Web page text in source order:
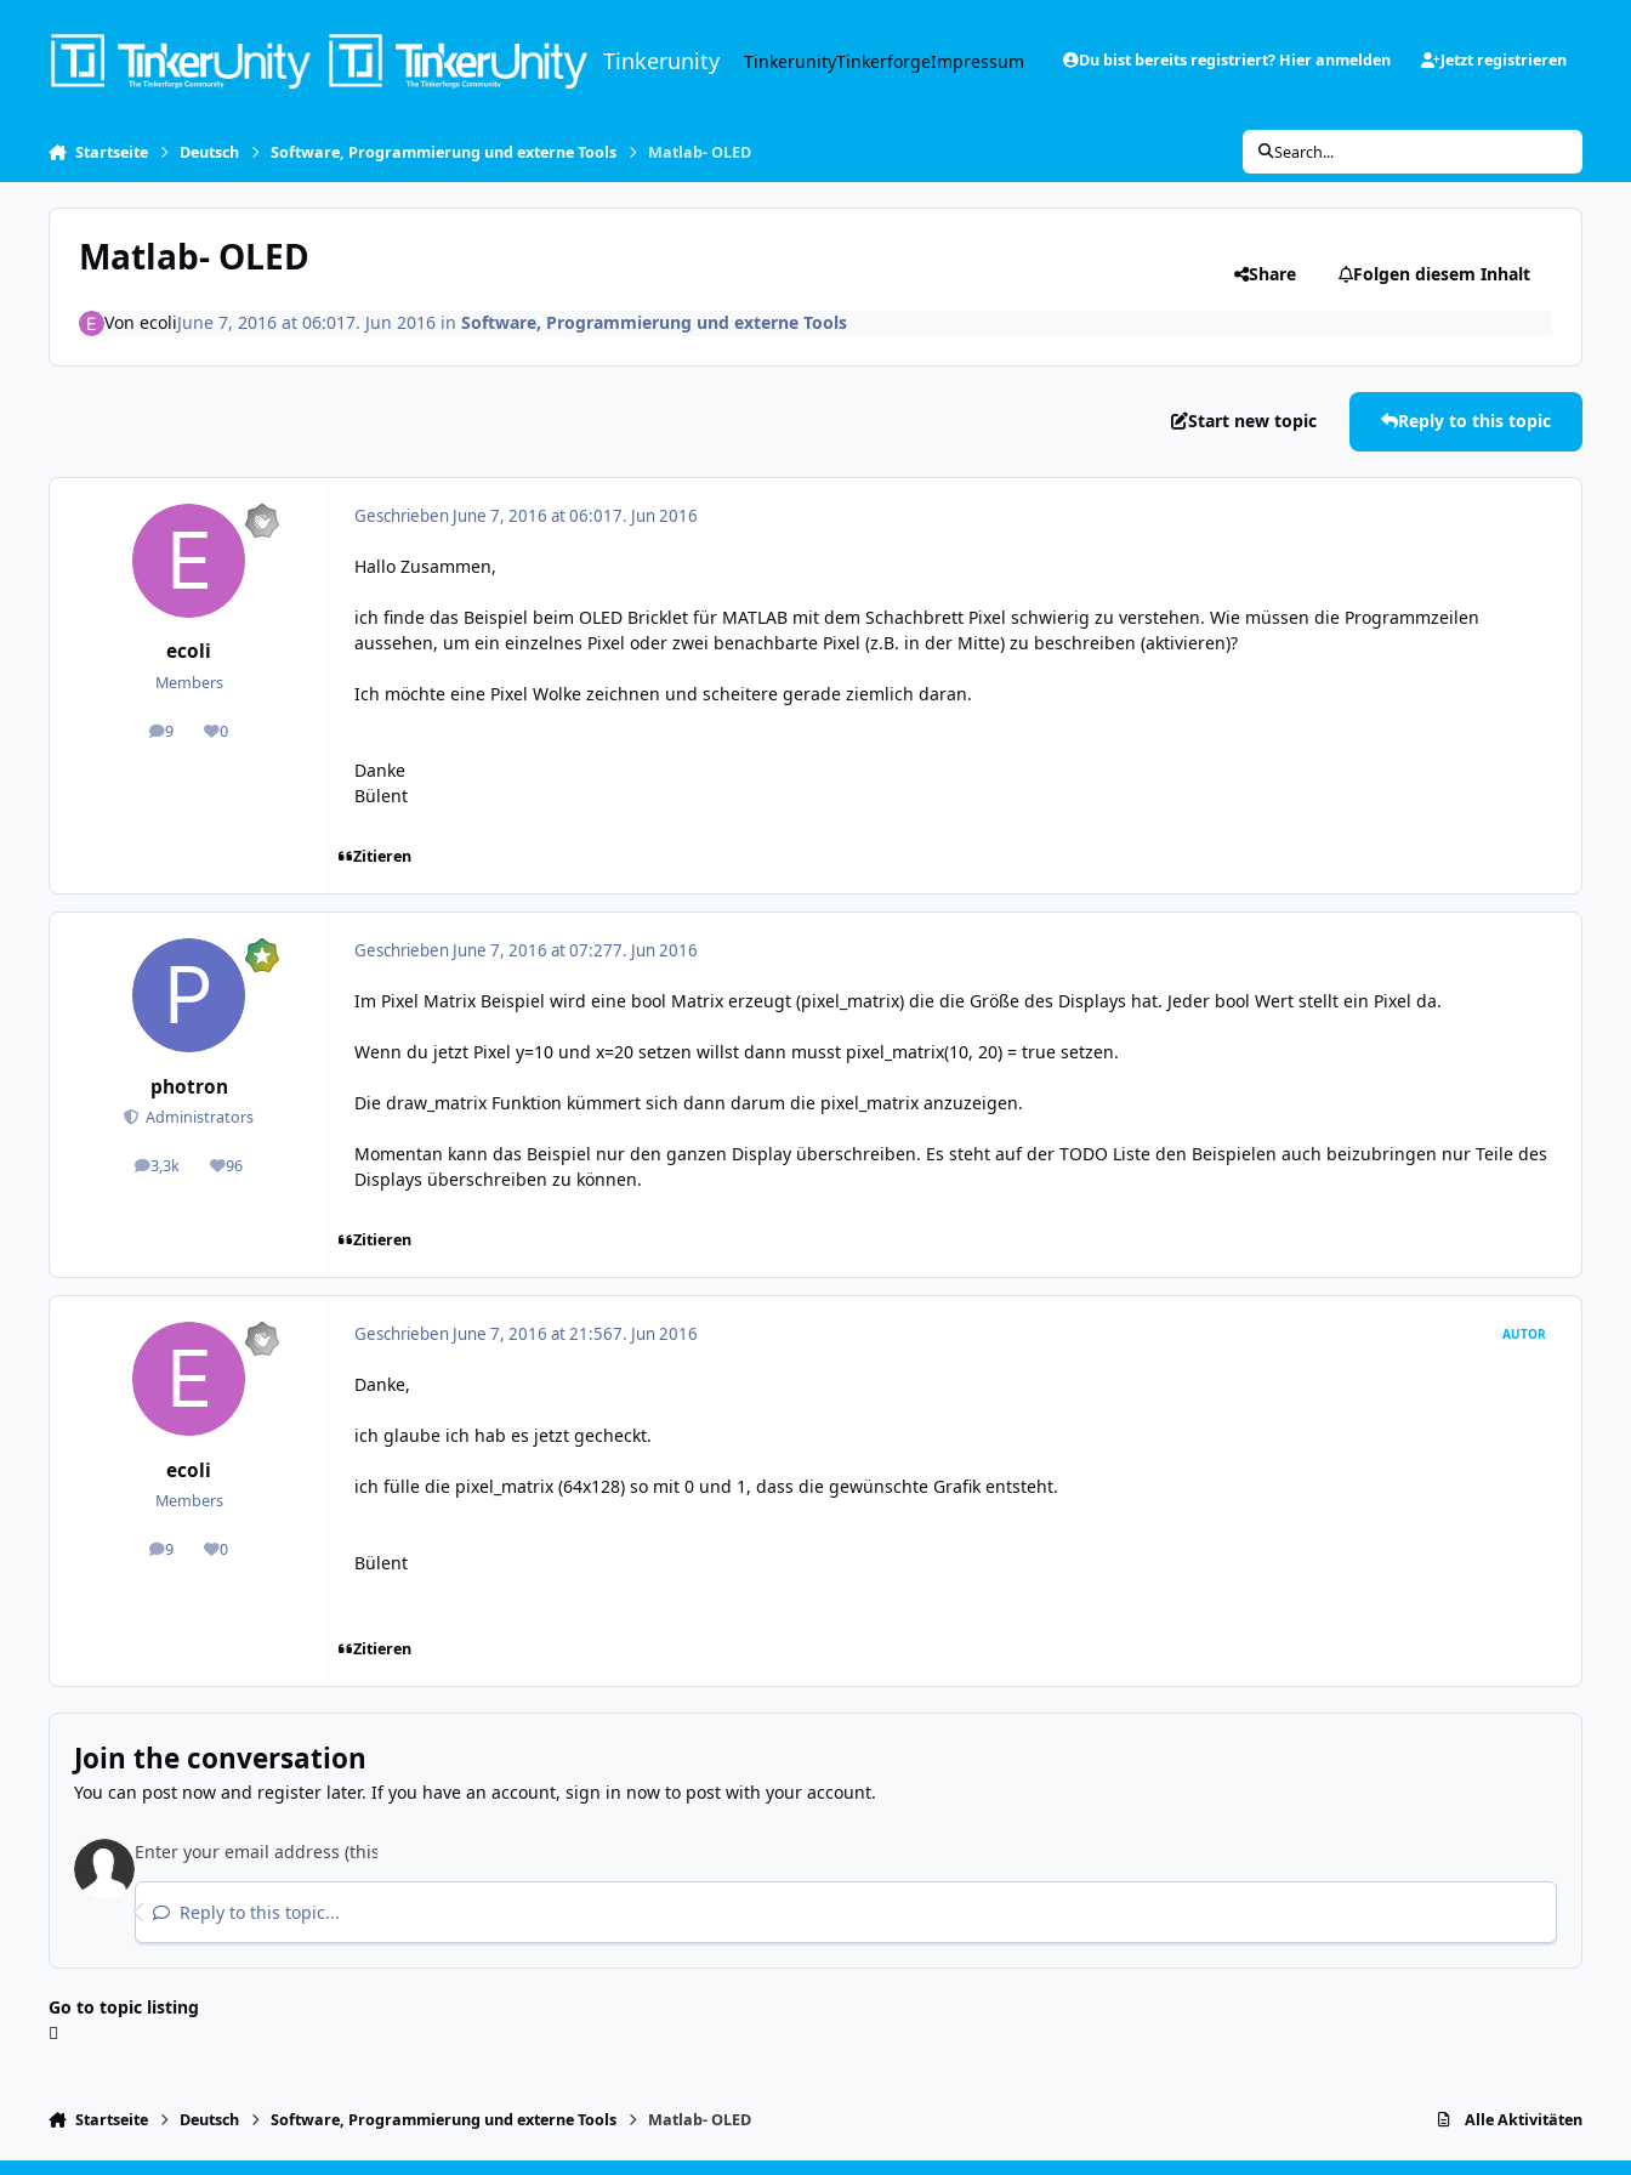
Tinkerunity TinkerunityTinkerforgeImpressum Du bist bereits registriert? Hier anmelden Jetzt registrieren
Startseite Deutsch Software, Programmierung und externe Tools Matlab- OLED Search...
Matlab- OLED Share Folgen diesem Inhalt
Von ecoliJune 7, 2016 at 06:017. Jun 2016in Software, Programmierung und externe Tools
Start new topic Reply to this topic
ecoli
Members
9
posts 0
Reputation
Geschrieben June 7, 2016 at 06:017. Jun 2016
Hallo Zusammen,
ich finde das Beispiel beim OLED Bricklet für MATLAB mit dem Schachbrett Pixel schwierig zu verstehen. Wie müssen die Programmzeilen
aussehen, um ein einzelnes Pixel oder zwei benachbarte Pixel (z.B. in der Mitte) zu beschreiben (aktivieren)?
Ich möchte eine Pixel Wolke zeichnen und scheitere gerade ziemlich daran.
Danke
Bülent
Zitieren
photron
Administrators
3,3k
posts 96
Reputation
Geschrieben June 7, 2016 at 07:277. Jun 2016
Im Pixel Matrix Beispiel wird eine bool Matrix erzeugt (pixel_matrix) die die Größe des Displays hat. Jeder bool Wert stellt ein Pixel da.
Wenn du jetzt Pixel y=10 und x=20 setzen willst dann musst pixel_matrix(10, 20) = true setzen.
Die draw_matrix Funktion kümmert sich dann darum die pixel_matrix anzuzeigen.
Momentan kann das Beispiel nur den ganzen Display überschreiben. Es steht auf der TODO Liste den Beispielen auch beizubringen nur Teile des
Displays überschreiben zu können.
Zitieren
ecoli
Members
9
posts 0
Reputation
Geschrieben June 7, 2016 at 21:567. Jun 2016 AUTOR
Danke,
ich glaube ich hab es jetzt gecheckt.
ich fülle die pixel_matrix (64x128) so mit 0 und 1, dass die gewünschte Grafik entsteht.
Bülent
Zitieren
Join the conversation
You can post now and register later. If you have an account, sign in nowto post with your account.
Reply to this topic...
Go to topic listing
Startseite Deutsch Software, Programmierung und externe Tools Matlab- OLED Alle Aktivitäten